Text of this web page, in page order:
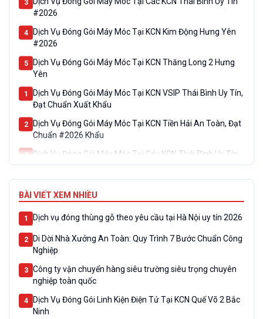
#2026
4 Dịch Vụ Đóng Gói Máy Móc Tại KCN Kim Động Hưng Yên
#2026
5
Dịch Vụ Đóng Gói Máy Móc Tại KCN Thăng Long 2 Hưng
Yên
1
Dịch Vụ Đóng Gói Máy Móc Tại KCN VSIP Thái Bình Uy Tín,
Đạt Chuẩn Xuất Khẩu
2
Dịch Vụ Đóng Gói Máy Móc Tại KCN Tiền Hải An Toàn, Đạt
Chuẩn #2026 Khẩu
3
Dịch Vụ Đóng Gói Máy Móc Tại Các KCN Thái Bình Uy Tín
#2026
Dịch Vụ Đóng Gói Máy Móc Tại KCN Kim Động Hưng Yên
#2026
5
Dịch Vụ Đóng Gói Máy Móc Tại KCN Thăng Long 2 Hưng
Yên
BÀI VIẾT XEM NHIỀU
1 Dịch vụ đóng thùng gỗ theo yêu cầu tại Hà Nội uy tín 2026
2
Di Dời Nhà Xưởng An Toàn: Quy Trình 7 Bước Chuẩn Công
Nghiệp
3
Công ty vận chuyển hàng siêu trường siêu trọng chuyên
nghiệp toàn quốc
4
Dịch Vụ Đóng Gói Linh Kiện Điện Tử Tại KCN Quế Võ 2 Bắc
Ninh